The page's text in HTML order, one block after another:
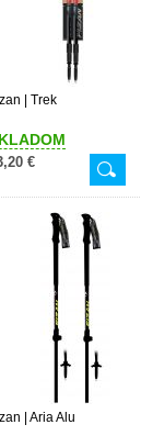
| Trek
€
| Aria Alu